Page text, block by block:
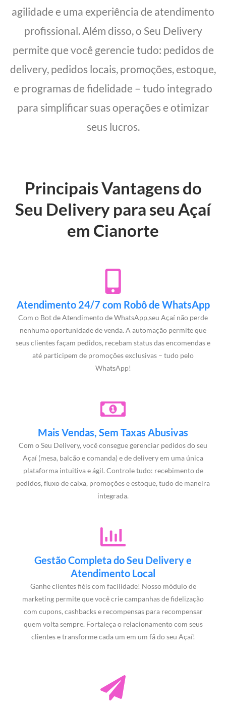
agilidade e uma experiência de atendimento
profissional. Além disso, o Seu Delivery
permite que você gerencie tudo: pedidos de
delivery, pedidos locais, promoções, estoque,
e programas de fidelidade – tudo integrado
para simplificar suas operações e otimizar
seus lucros.
Principais Vantagens do
Seu Delivery para seu Açaí
em Cianorte
Atendimento 24/7 com Robô de WhatsApp
Com o Bot de Atendimento de WhatsApp,seu Açaí não perde
nenhuma oportunidade de venda. A automação permite que
seus clientes façam pedidos, recebam status das encomendas e
até participem de promoções exclusivas – tudo pelo
WhatsApp!
Mais Vendas, Sem Taxas Abusivas
Com o Seu Delivery, você consegue gerenciar pedidos do seu
Açaí (mesa, balcão e comanda) e de delivery em uma única
plataforma intuitiva e ágil. Controle tudo: recebimento de
pedidos, fluxo de caixa, promoções e estoque, tudo de maneira
integrada.
Gestão Completa do Seu Delivery e
Atendimento Local
Ganhe clientes fiéis com facilidade! Nosso módulo de
marketing permite que você crie campanhas de fidelização
com cupons, cashbacks e recompensas para recompensar
quem volta sempre. Fortaleça o relacionamento com seus
clientes e transforme cada um em um fã do seu Açaí!